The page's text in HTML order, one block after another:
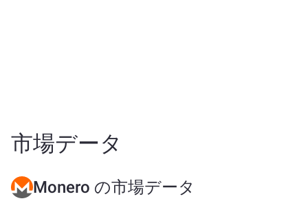
市場データ
Monero の市場データ